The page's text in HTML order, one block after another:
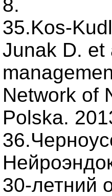
8.
35.Kos-
Junak D. et
Network of
Polska.
30-летний